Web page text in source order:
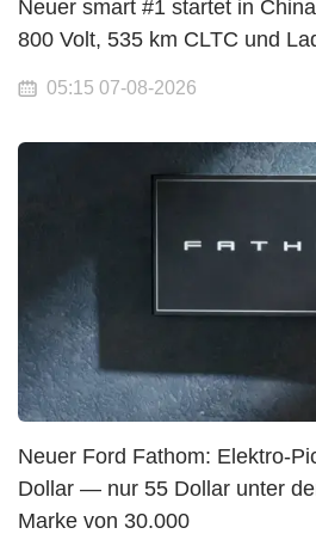
Neuer smart #1 startet in
800 Volt, 535 km CLTC und
05:15 07-08-2026
Neuer Ford Fathom: Elektro-
Dollar — nur 55 Dollar unter
Marke von 30.000